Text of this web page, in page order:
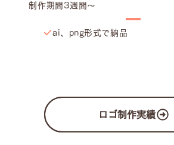
制作期間3週間〜
ai、png形式で納品
ロゴ制作実績